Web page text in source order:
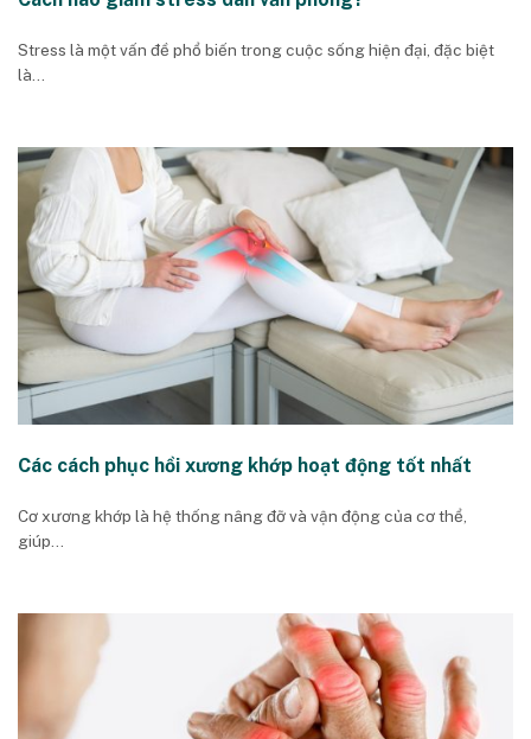
Stress là một vấn đề phổ biến trong cuộc sống hiện đại, đặc biệt
là...
Các cách phục hồi xương khớp hoạt động tốt nhất
Cơ xương khớp là hệ thống nâng đỡ và vận động của cơ thể,
giúp...